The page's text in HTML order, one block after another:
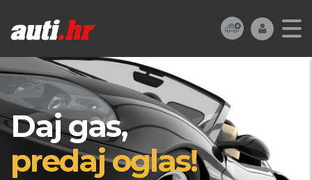
Daj gas,
predaj oglas!